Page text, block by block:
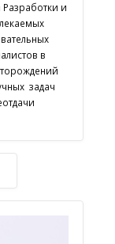
Разработки и
в
задач